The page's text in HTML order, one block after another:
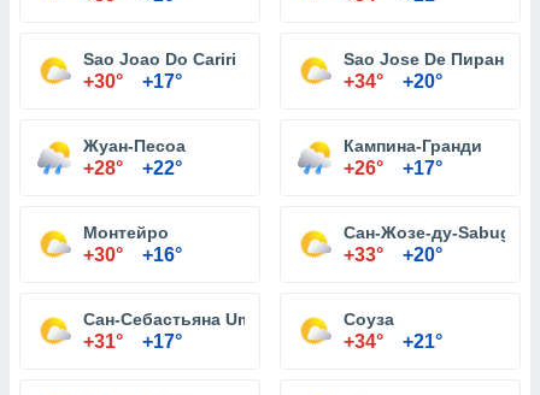
Sao Joao Do Cariri
+30° +17°
Sao Jose De Пираньи
+34° +20°
Жуан-Песоа
+28° +22°
Кампина-Гранди
+26° +17°
Монтейро
+30° +16°
Сан-Жозе-ду-Sabugi
+33° +20°
Сан-Себастьяна Umbuzeiro
+31° +17°
Соуза
+34° +21°